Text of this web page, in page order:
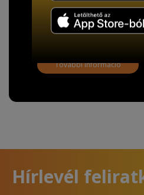
adathordozó termék
adattörlő kódot biztosítani.
További információ
Hírlevél